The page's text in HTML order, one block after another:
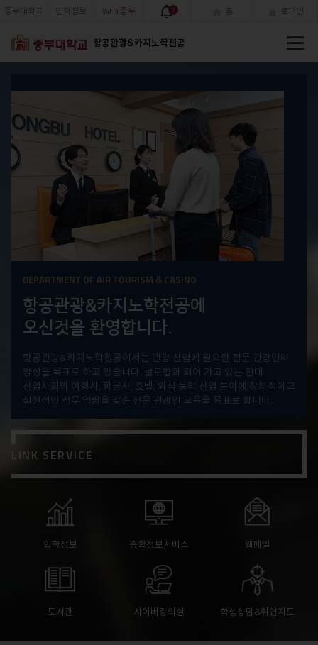
항공관광&카지노학전공
중부대학교 입학정보 WHY중부 1 홈 로그인
DEPARTMENT OF AIR TOURISM & CASINO
항공관광&카지노학전공에
오신것을 환영합니다.
항공관광&카지노학전공에서는 관광 산업에 필요한 전문 관광인의
양성을 목표로 하고 있습니다. 글로벌화 되어 가고 있는 현대
산업사회의 여행사, 항공사, 호텔, 외식 등의 산업 분야에 창의적이고
실천적인 직무 역량을 갖춘 전문 관광인 교육을 목표로 합니다.
LINK SERVICE
입학정보 종합정보서비스 웹메일
도서관 사이버강의실 학생상담&취업지도